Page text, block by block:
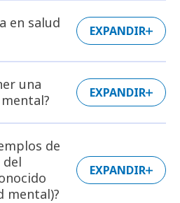
en salud
EXPANDIR
una
EXPANDIR
de
mental)?
EXPANDIR